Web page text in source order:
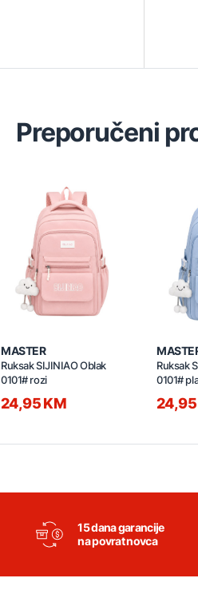
Preporučeni
MASTER
Ruksak SIJINIAO Oblak
0101# rozi
24,95 KM
Ruksak
0101#
24,95
15 dana garancije
na povrat novca